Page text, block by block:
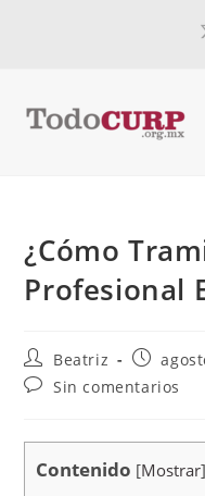
¿Cómo
Profesional
Beatriz
Sin comentarios
Contenido [Mostrar]